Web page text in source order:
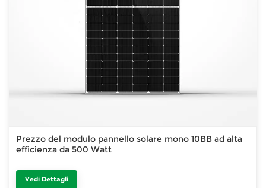
Prezzo del modulo pannello solare mono 10BB ad alta
efficienza da 500 Watt
Vedi Dettagli